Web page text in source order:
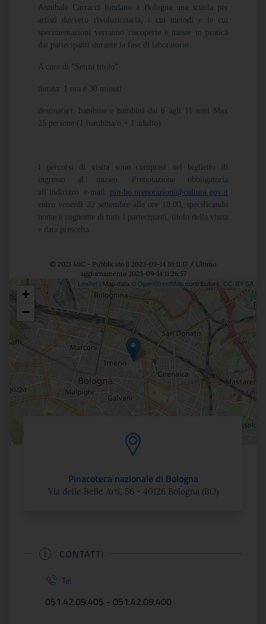
Annibale Carracci fondano a Bologna una scuola per
artisti davvero rivoluzionaria, i cui metodi e le cui
sperimentazioni verranno riscoperte e messe in pratica
dai partecipanti durante la fase di laboratorio.
A cura di “Senza titolo”
durata: 1 ora e 30 minuti
destinatari: bambine e bambini dai 6 agli 11 anni Max
25 persone (1 bambina/o + 1 adulto)
I percorsi di visita sono compresi nel biglietto di
ingresso al museo. Prenotazione obbligatoria
all’indirizzo e-mail pin-bo.prenotazioni@cultura.gov.it
entro venerdì 22 settembre alle ore 18:00, specificando
nome e cognome di tutti i partecipanti, titolo della visita
e data prescelta.
© 2021 MiC - Pubblicato il 2023-09-14 10:11:17 / Ultimo
aggiornamento 2023-09-14 11:26:57
Posizione
+
−
Leaflet | Map data © OpenStreetMapcontributors, CC-BY-SA
Pinacoteca nazionale di Bologna
Via delle Belle Arti, 56 - 40126 Bologna (BO)
CONTATTI
Tel
051.42.09.405 - 051.42.09.400